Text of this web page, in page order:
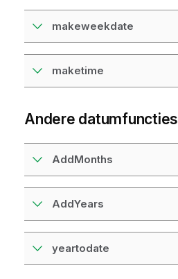
makeweekdate
maketime
Andere datumfuncties
AddMonths
AddYears
yeartodate